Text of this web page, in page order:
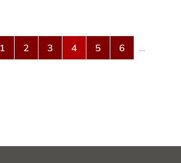
1 2 3 4 5 6
…